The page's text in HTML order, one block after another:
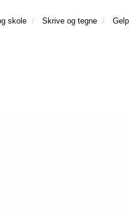
skole Skrive og tegne